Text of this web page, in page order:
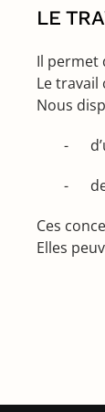
LE
Il permet
Le
Nous
-
- de
Ces
Elles